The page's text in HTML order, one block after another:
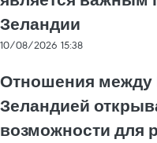
Зеландии
10/08/2026 15:38
Отношения
Зеландией
возможности для